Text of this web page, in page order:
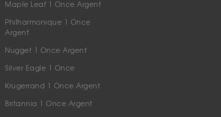
Maple Leaf 1 Once Argent
Philharmonique 1 Once
Argent
Nugget 1 Once Argent
Silver Eagle 1 Once
Krugerrand 1 Once Argent
Britannia 1 Once Argent